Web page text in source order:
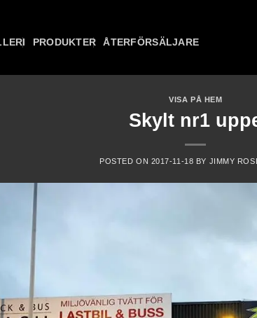
PRODUKTER ÅTERFÖRSÄLJARE
VISA PÅ HEM
Skylt nr1
POSTED ON 2017-11-18 BY JIMMY